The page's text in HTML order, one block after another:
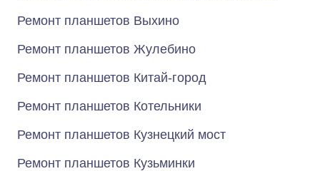
Ремонт планшетов Выхино
Ремонт планшетов Жулебино
Ремонт планшетов Китай-город
Ремонт планшетов Котельники
Ремонт планшетов Кузнецкий мост
Ремонт планшетов Кузьминки